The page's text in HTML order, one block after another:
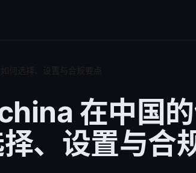
在中国
、设置与合